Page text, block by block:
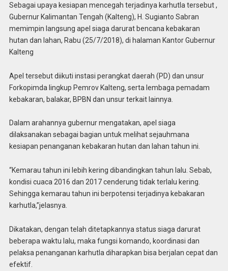
Sebagai upaya kesiapan mencegah terjadinya karhutla tersebut ,
Gubernur Kalimantan Tengah (Kalteng), H. Sugianto Sabran
memimpin langsung apel siaga darurat bencana kebakaran
hutan dan lahan, Rabu (25/7/2018), di halaman Kantor Gubernur
Kalteng
Apel tersebut diikuti instasi perangkat daerah (PD) dan unsur
Forkopimda lingkup Pemrov Kalteng, serta lembaga pemadam
kebakaran, balakar, BPBN dan unsur terkait lainnya.
Dalam arahannya gubernur mengatakan, apel siaga
dilaksanakan sebagai bagian untuk melihat sejauhmana
kesiapan penanganan kebakaran hutan dan lahan tahun ini.
“Kemarau tahun ini lebih kering dibandingkan tahun lalu. Sebab,
kondisi cuaca 2016 dan 2017 cenderung tidak terlalu kering.
Sehingga kemarau tahun ini berpotensi terjadinya kebakaran
karhutla,”jelasnya.
Dikatakan, dengan telah ditetapkannya status siaga darurat
beberapa waktu lalu, maka fungsi komando, koordinasi dan
pelaksa penanganan karhutla diharapkan bisa berjalan cepat dan
efektif.